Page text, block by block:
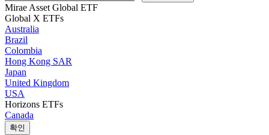
Mirae Asset Global ETF
Global X ETFs
Australia
Brazil
Colombia
Hong Kong SAR
Japan
United Kingdom
USA
Horizons ETFs
Canada
확인